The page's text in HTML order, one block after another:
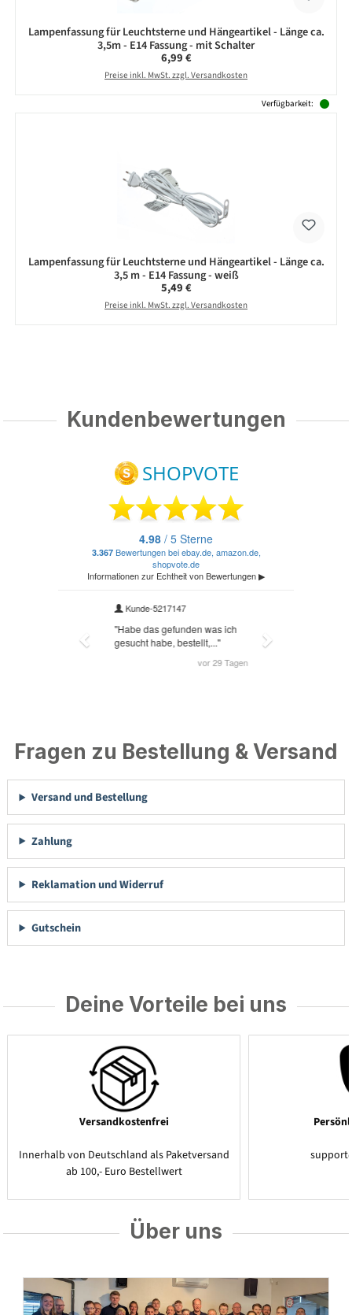
Lampenfassung für Leuchtsterne und Hängeartikel - Länge ca.
3,5m - E14 Fassung - mit Schalter
Regulärer Preis:
6,99 €
Preise inkl. MwSt. zzgl. Versandkosten
Verfügbarkeit:
Lampenfassung für Leuchtsterne und Hängeartikel - Länge ca.
3,5 m - E14 Fassung - weiß
Regulärer Preis:
5,49 €
Preise inkl. MwSt. zzgl. Versandkosten
Kundenbewertungen
Fragen zu Bestellung & Versand
Versand und Bestellung
Zahlung
Reklamation und Widerruf
Gutschein
Deine Vorteile bei uns
Versandkostenfrei
Innerhalb von Deutschland als Paketversand
ab 100,- Euro Bestellwert
Über uns